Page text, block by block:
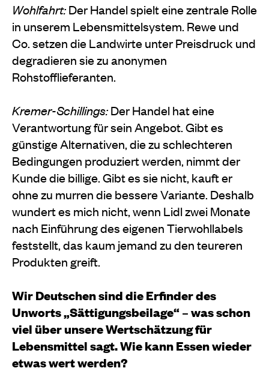
Wohlfahrt:Der Handel spielt eine zentrale Rolle
in unserem Lebensmittelsystem. Rewe und
Co. setzen die Landwirte unter Preisdruck und
degradieren sie zu anonymen
Rohstofflieferanten.
Kremer-Schillings:Der Handel hat eine
Verantwortung für sein Angebot. Gibt es
günstige Alternativen, die zu schlechteren
Bedingungen produziert werden, nimmt der
Kunde die billige. Gibt es sie nicht, kauft er
ohne zu murren die bessere Variante. Deshalb
wundert es mich nicht, wenn Lidl zwei Monate
nach Einfüh­rung des eigenen Tierwohllabels
feststellt, das kaum jemand zu den teureren
Produkten greift.
Wir Deutschen sind die Erfinder des
Unworts „Sättigungsbeilage“ – was schon
viel über unsere Wertschätzung für
Lebensmittel sagt. Wie kann Essen wieder
etwas wert werden?